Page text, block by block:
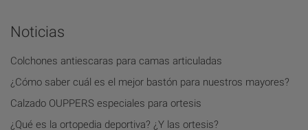
Noticias
Colchones antiescaras para camas articuladas
¿Cómo saber cuál es el mejor bastón para nuestros mayores?
Calzado OUPPERS especiales para ortesis
¿Qué es la ortopedia deportiva? ¿Y las ortesis?